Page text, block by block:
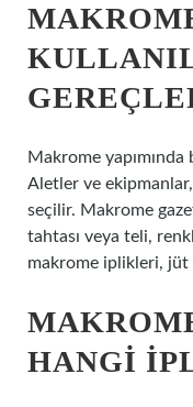
Makrome
Aletler ve
seçilir. Makrome
tahtası veya teli,
makrome iplikleri,
HANGI